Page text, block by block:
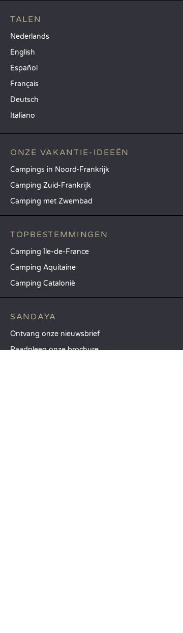
TALEN
Nederlands
English
Español
Français
Deutsch
Italiano
ONZE VAKANTIE-IDEEËN
Campings in Noord-Frankrijk
Camping Zuid-Frankrijk
Camping met Zwembad
TOPBESTEMMINGEN
Camping Île-de-France
Camping Aquitaine
Camping Catalonië
SANDAYA
Ontvang onze nieuwsbrief
Raadpleeg onze brochure